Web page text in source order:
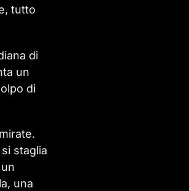
tutto
di
un
di
staglia
una